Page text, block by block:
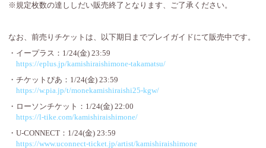
※規定枚数の達ししだい販売終了となります、ご了承ください。
なお、前売りチケットは、以下期日までプレイガイドにて販売中です。
・イープラス：1/24(金) 23:59
https://eplus.jp/kamishiraishimone-takamatsu/
・チケットぴあ：1/24(金) 23:59
https://w.pia.jp/t/monekamishiraishi25-kgw/
・ローソンチケット：1/24(金) 22:00
https://l-tike.com/kamishiraishimone/
・U-CONNECT：1/24(金) 23:59
https://www.uconnect-ticket.jp/artist/kamishiraishimone